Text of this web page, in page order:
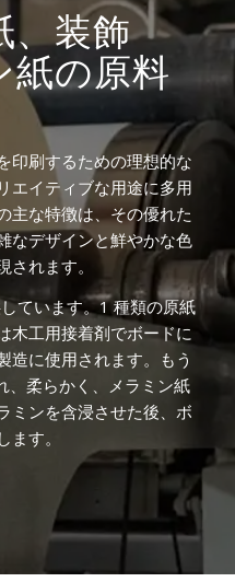
、装飾
紙の原料
印刷するための理想的な
エイティブな用途に多用
主な特徴は、その優れた
なデザインと鮮やかな色
れます。
ています。1 種類の原紙
木工用接着剤でボードに
造に使用されます。もう
、柔らかく、メラミン紙
ミンを含浸させた後、ボ
す。